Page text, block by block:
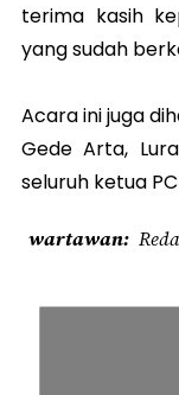
terima kasih
yang sudah
Acara ini juga
Gede Arta,
seluruh ketua
wartawan